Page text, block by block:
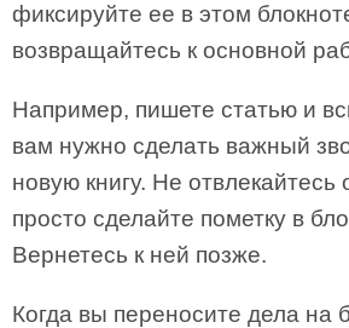
фиксируйте ее в этом
возвращайтесь к основной
Например, пишете статью и
вам нужно сделать важный
новую книгу. Не отвлекайтесь
просто сделайте пометку в
Вернетесь к ней позже.
Когда вы переносите дела на